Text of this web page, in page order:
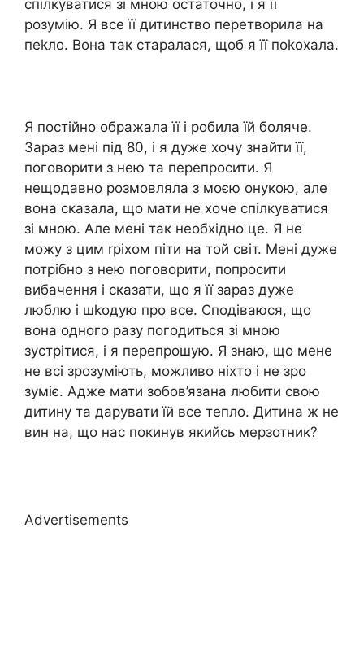
спілкуватися зі мною остаточно, і я її
розумію. Я все її дитинство перетворила на
пеkло. Вона так старалася, щоб я її поkохала.
Я постійно ображала її і робила їй боляче.
Зараз мені під 80, і я дуже хочу знайти її,
поговорити з нею та перепросити. Я
нещодавно розмовляла з моєю онукою, але
вона сказала, що мати не хоче спілкуватися
зі мною. Але мені так необхідно це. Я не
можу з цим rріхом піти на той світ. Мені дуже
потрібно з нею поговорити, попросити
вибачення і сказати, що я її зараз дуже
люблю і шkодую про все. Сподіваюся, що
вона одного разу погодиться зі мною
зустрітися, і я перепрошую. Я знаю, що мене
не всі зрозуміють, можливо ніхто і не зро
зуміє. Адже мати зобов’язана любити свою
дитину та дарувати їй все тепло. Дитина ж не
вин на, що нас покинув якийсь мерзотник?
Advertisements